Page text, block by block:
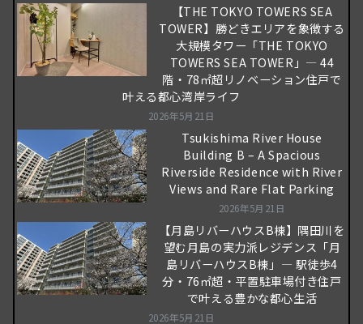
【THE TOKYO TOWERS SEA
TOWER】勝どきエリアを象徴する
大規模タワー「THE TOKYO
TOWERS SEA TOWER」― 44
階・78㎡超リノベーション住戸で
叶える都心湾岸ライフ
2026年5月21日
Tsukishima River House
Building B – A Spacious
Riverside Residence with River
Views and Rare Flat Parking
2026年5月21日
【月島リバーハウスB棟】隅田川を
望む月島の実力派レジデンス「月
島リバーハウスB棟」― 駅徒歩4
分・76㎡超・平置駐車場付き住戸
で叶える豊かな都心生活
2026年5月21日